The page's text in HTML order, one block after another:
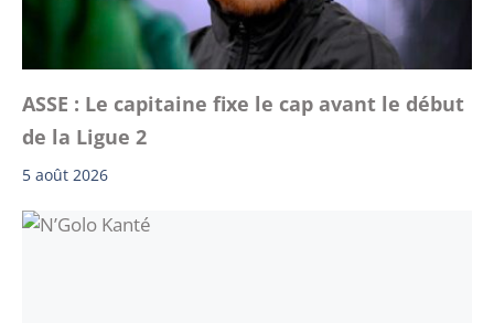
ASSE : Le capitaine fixe le cap avant le début
de la Ligue 2
5 août 2026